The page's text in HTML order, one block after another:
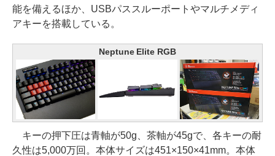
能を備えるほか、USBパススルーポートやマルチメディ
アキーを搭載している。
Neptune Elite RGB
キーの押下圧は青軸が50g、茶軸が45gで、各キーの耐
久性は5,000万回。本体サイズは451×150×41mm。本体